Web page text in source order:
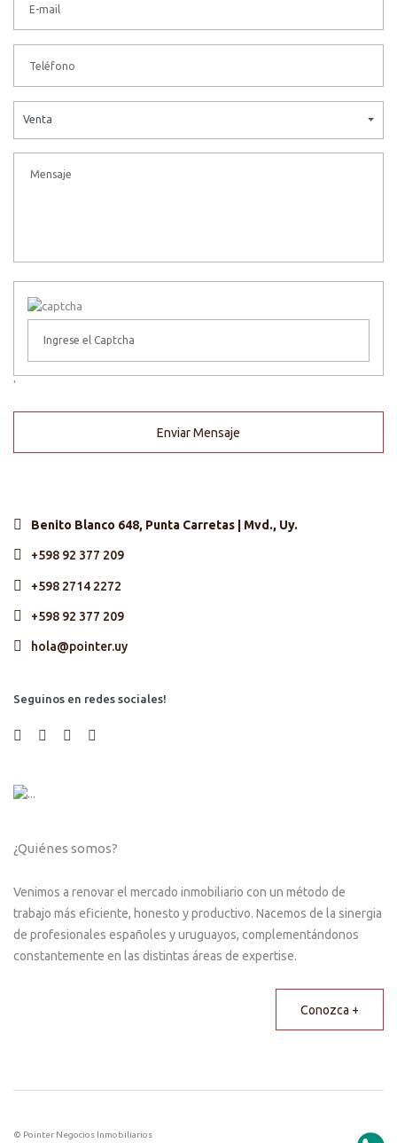
Venta
'
Enviar Mensaje
Benito Blanco 648, Punta Carretas | Mvd., Uy.
+598 92 377 209
+598 2714 2272
+598 92 377 209
hola@pointer.uy
Seguinos en redes sociales!
¿Quiénes somos?
Venimos a renovar el mercado inmobiliario con un método de
trabajo más eficiente, honesto y productivo. Nacemos de la sinergia
de profesionales españoles y uruguayos, complementándonos
constantemente en las distintas áreas de expertise.
Conozca +
© Pointer Negocios Inmobiliarios